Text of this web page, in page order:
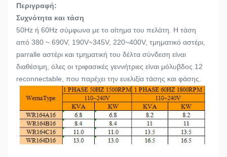
Περιγραφή:
Συχνότητα και τάση
50Hz ή 60Hz σύμφωνα με το αίτημα του πελάτη. Η τάση
από 380 ~ 690V, 190V~345V, 220~400V, τμηματικό αστέρι,
parralle αστέρι και τμηματική του δέλτα σύνδεση είναι
διαθέσιμη, όλες οι τριφασικές γεννήτριες είναι μόλυβδος 12
reconnectable, που παρέχει την ευελιξία τάσης και φάσης.